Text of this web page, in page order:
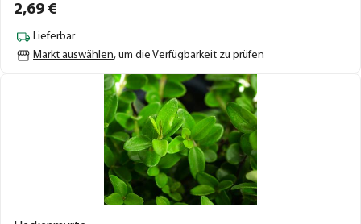
2,69 €
Lieferbar
Markt auswählen, um die Verfügbarkeit zu prüfen